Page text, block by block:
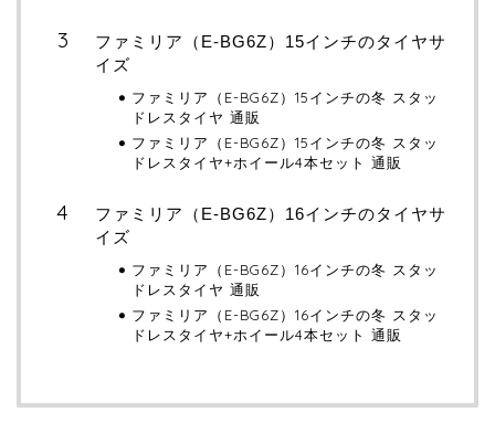
ファミリア（E-BG6Z）15インチのタイヤサ
イズ
ファミリア（E-BG6Z）15インチの冬 スタッ
ドレスタイヤ 通販
ファミリア（E-BG6Z）15インチの冬 スタッ
ドレスタイヤ+ホイール4本セット 通販
ファミリア（E-BG6Z）16インチのタイヤサ
イズ
ファミリア（E-BG6Z）16インチの冬 スタッ
ドレスタイヤ 通販
ファミリア（E-BG6Z）16インチの冬 スタッ
ドレスタイヤ+ホイール4本セット 通販